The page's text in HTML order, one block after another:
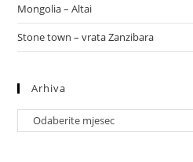
Mongolia – Altai
Stone town – vrata Zanzibara
Arhiva
Arhiva